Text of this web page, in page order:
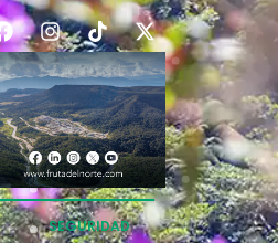
SEGURIDAD